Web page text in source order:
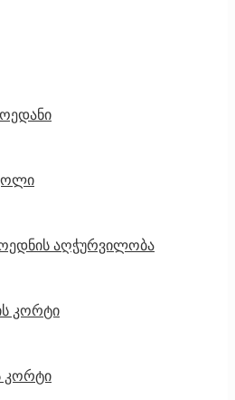
აღჭურვილობა
კორტი
კორტი